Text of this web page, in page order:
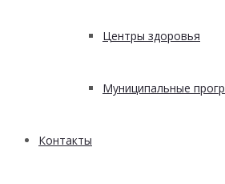
Центры здоровья
Муниципальные
Контакты